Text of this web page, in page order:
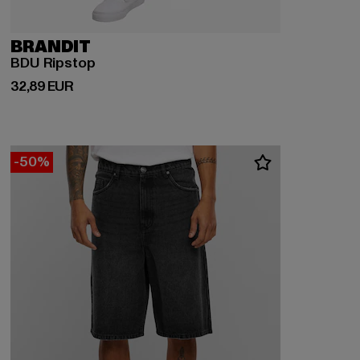
BRANDIT
BDU Ripstop
32,89 EUR
Derzeitiger Preis: 32,89 EUR
-50%